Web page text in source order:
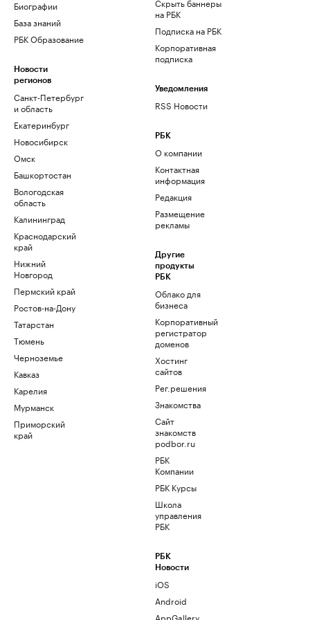
Биографии
База знаний
РБК Образование
Новости
регионов
Санкт-Петербург
и область
Екатеринбург
Новосибирск
Омск
Башкортостан
Вологодская
область
Калининград
Краснодарский
край
Нижний
Новгород
Пермский край
Ростов-на-Дону
Татарстан
Тюмень
Черноземье
Кавказ
Карелия
Мурманск
Приморский
край
на РБК
Подписка на РБК
Корпоративная
подписка
Уведомления
RSS Новости
РБК
О компании
Контактная
информация
Редакция
Размещение
рекламы
Другие
продукты
РБК
Облако для
бизнеса
Корпоративный
регистратор
доменов
Хостинг
сайтов
Рег.решения
Знакомства
Сайт
знакомств
podbor.ru
РБК
Компании
РБК Курсы
Школа
управления
РБК
РБК
Новости
iOS
Android
AppGallery